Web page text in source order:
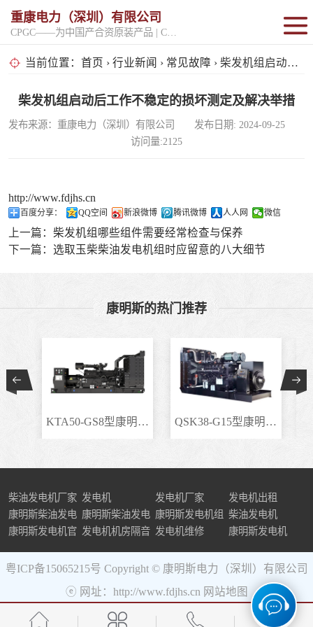
重康电力（深圳）有限公司
当前位置： 首页 › 行业新闻 › 常见故障 › 柴发机组启动后工作不稳定的损坏测定及解决举措
柴发机组启动后工作不稳定的损坏测定及解决举措
发布来源：重康电力（深圳）有限公司 发布日期: 2024-09-25
访问量:2125
http://www.fdjhs.cn
百度分享： QQ空间 新浪微博 腾讯微博 人人网 微信
上一篇： 柴发机组哪些组件需要经常检查与保养
下一篇： 选取玉柴柴油发电机组时应留意的八大细节
康明斯的热门推荐
KTA50-GS8型康明斯柴.. QSK38-G15型康明斯柴..
柴油发电机厂家 发电机 发电机厂家
发电机出租
康明斯柴油发电
机组
康明斯柴油发电
机
康明斯发电机组 柴油发电机
康明斯发电机官 发电机机房隔音 发电机维修 康明斯发电机
粤ICP备15065215号 Copyright © 康明斯电力（深圳）有限公司
ⓔ 网址：http://www.fdjhs.cn 网站地图
固定开架式
超静音型
移动电站